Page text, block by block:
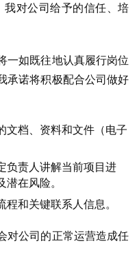
对公司给予的信任、培
一如既往地认真履行岗位
承诺将积极配合公司做好
文档、资料和文件（电子
负责人讲解当前项目进
在风险。
和关键联系人信息。
对公司的正常运营造成任